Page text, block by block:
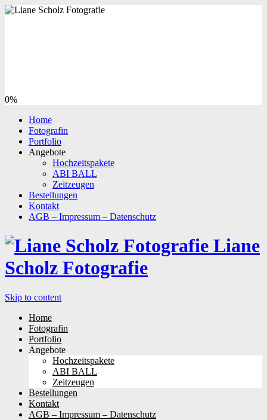
0%
Home
Fotografin
Portfolio
Angebote
Hochzeitspakete
ABI BALL
Zeitzeugen
Bestellungen
Kontakt
AGB – Impressum – Datenschutz
Liane
Scholz Fotografie
Skip to content
Home
Fotografin
Portfolio
Angebote
Hochzeitspakete
ABI BALL
Zeitzeugen
Bestellungen
Kontakt
AGB – Impressum – Datenschutz